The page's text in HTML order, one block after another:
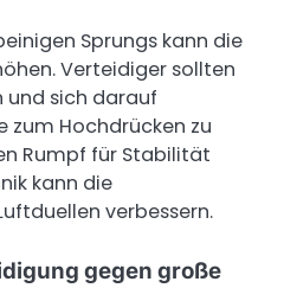
Sprungs kann die
Verteidiger sollten
und sich darauf
zum Hochdrücken zu
Rumpf für Stabilität
kann die
verbessern.
gegen große